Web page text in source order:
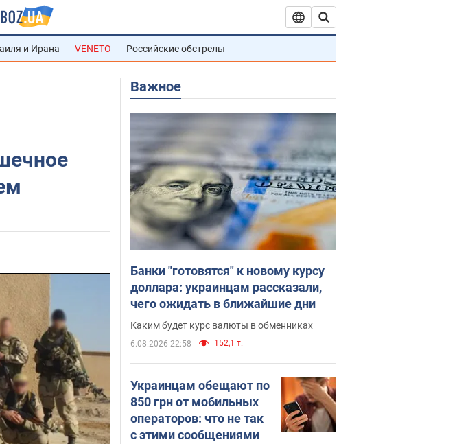
и Ирана VENETO Российские обстрелы
Важное
Банки "готовятся" к новому курсу
доллара: украинцам рассказали,
чего ожидать в ближайшие дни
Каким будет курс валюты в обменниках
6.08.2026 22:58 152,1 т.
Украинцам обещают по
850 грн от мобильных
операторов: что не так
с этими сообщениями